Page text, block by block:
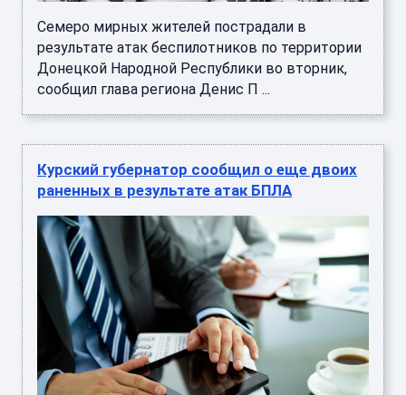
Семеро мирных жителей пострадали в
результате атак беспилотников по территории
Донецкой Народной Республики во вторник,
сообщил глава региона Денис П ...
Курский губернатор сообщил о еще двоих
раненных в результате атак БПЛА